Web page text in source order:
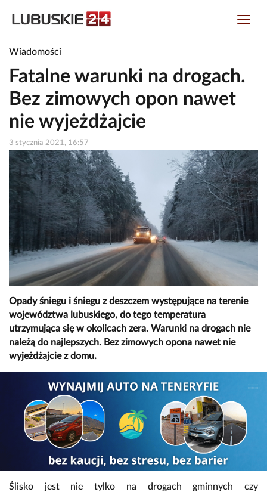
Wiadomości
Fatalne warunki na drogach.
Bez zimowych opon nawet
nie wyjeżdżajcie
3 stycznia 2021, 16:57
Opady śniegu i śniegu z deszczem występujące na terenie
województwa lubuskiego, do tego temperatura
utrzymująca się w okolicach zera. Warunki na drogach nie
należą do najlepszych. Bez zimowych opona nawet nie
wyjeżdżajcie z domu.
Ślisko jest nie tylko na drogach gminnych czy